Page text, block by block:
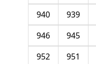
939
940
945
946
951
952